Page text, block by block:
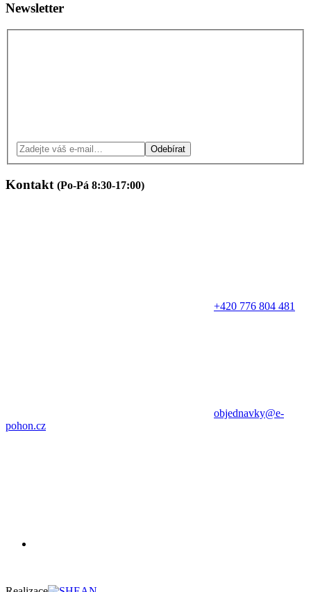
Newsletter
Odebírat
Kontakt (Po-Pá 8:30-17:00)
+420 776 804 481
objednavky@e-
pohon.cz